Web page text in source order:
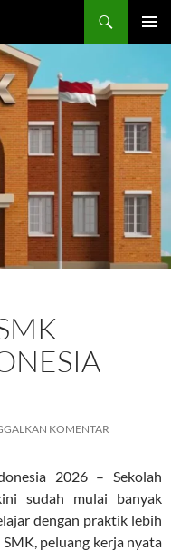
KOMENTAR
2026 – Sekolah
sudah mulai banyak
dengan praktik lebih
peluang kerja nyata